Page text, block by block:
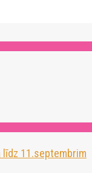
līdz 11.septembrim